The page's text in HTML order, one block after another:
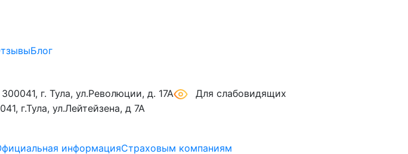
Блог
300041, г. Тула, ул.Революции, д. 17А
г.Тула, ул.Лейтейзена, д 7А
Для слабовидящих
информацияСтраховым компаниям